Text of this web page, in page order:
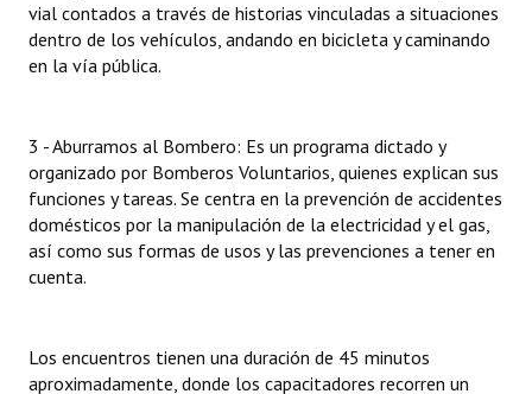
Bariloche, Municipio intercultural
Entrega de distinciones
vial contados a través de historias vinculadas a situaciones
dentro de los vehículos, andando en bicicleta y caminando
en la vía pública.
3 - Aburramos al Bombero: Es un programa dictado y
organizado por Bomberos Voluntarios, quienes explican sus
funciones y tareas. Se centra en la prevención de accidentes
domésticos por la manipulación de la electricidad y el gas,
así como sus formas de usos y las prevenciones a tener en
cuenta.
Los encuentros tienen una duración de 45 minutos
aproximadamente, donde los capacitadores recorren un